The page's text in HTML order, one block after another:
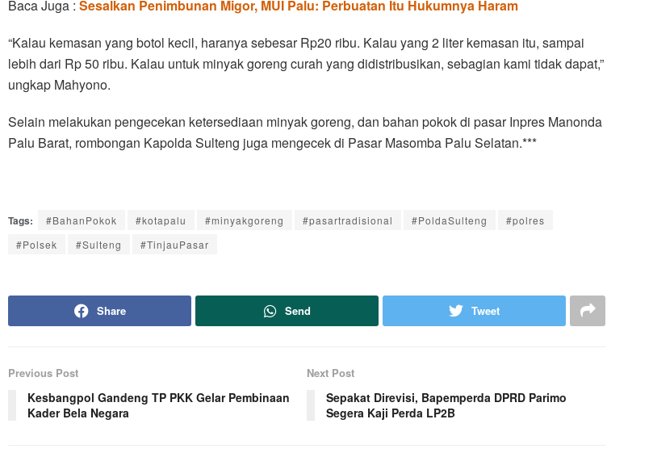
Baca Juga : Sesalkan Penimbunan Migor, MUI Palu: Perbuatan Itu Hukumnya Haram
“Kalau kemasan yang botol kecil, haranya sebesar Rp20 ribu. Kalau yang 2 liter kemasan itu, sampai
lebih dari Rp 50 ribu. Kalau untuk minyak goreng curah yang didistribusikan, sebagian kami tidak dapat,”
ungkap Mahyono.
Selain melakukan pengecekan ketersediaan minyak goreng, dan bahan pokok di pasar Inpres Manonda
Palu Barat, rombongan Kapolda Sulteng juga mengecek di Pasar Masomba Palu Selatan.***
Tags: #BahanPokok #kotapalu #minyakgoreng #pasartradisional #PoldaSulteng
#polres
#Polsek
#Sulteng #TinjauPasar
Share Send Tweet
Previous Post
Kesbangpol Gandeng TP PKK Gelar Pembinaan
Kader Bela Negara
Next Post
Sepakat Direvisi, Bapemperda DPRD Parimo
Segera Kaji Perda LP2B